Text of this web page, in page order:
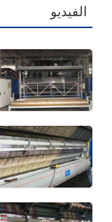
الفيديو